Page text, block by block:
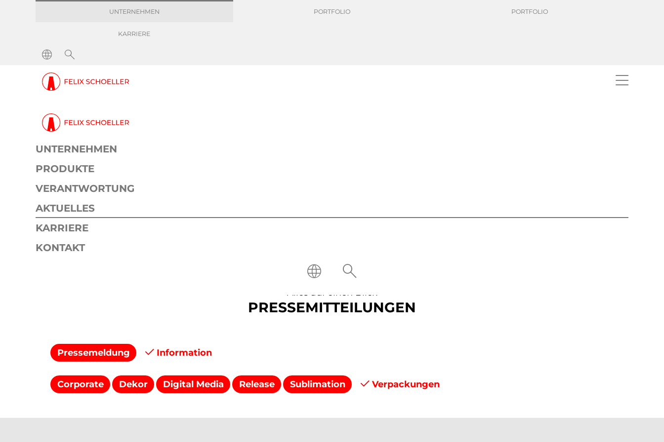
UNTERNEHMEN PORTFOLIO PORTFOLIO
KARRIERE
UNTERNEHMEN
PRODUKTE
VERANTWORTUNG
AKTUELLES
KARRIERE
KONTAKT
Alles auf einen Blick
PRESSEMITTEILUNGEN
Pressemeldung Information
Corporate Dekor Digital Media Release Sublimation Verpackungen